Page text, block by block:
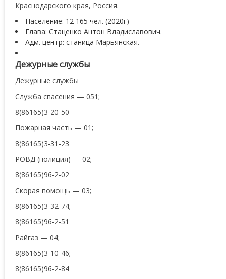
Краснодарского края, Россия.
Население: 12 165 чел. (2020г)
Глава: Стаценко Антон Владиславович.
Адм. центр: станица Марьянская.
Дежурные службы
Дежурные службы
Служба спасения — 051;
8(86165)3-20-50
Пожарная часть — 01;
8(86165)3-31-23
РОВД (полиция) — 02;
8(86165)96-2-02
Скорая помощь — 03;
8(86165)3-32-74;
8(86165)96-2-51
Райгаз — 04;
8(86165)3-10-46;
8(86165)96-2-84